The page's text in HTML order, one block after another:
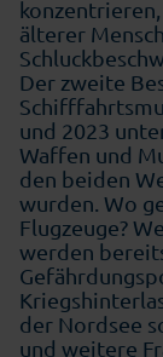
älterer
Der zweite
und 2023
Waffen und
den beiden
wurden. Wo
Flugzeuge?
werden
der Nordsee
und weitere